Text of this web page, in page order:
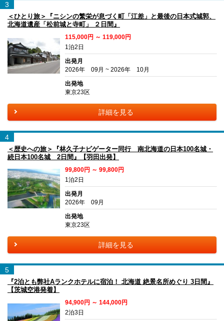
3
＜ひとり旅＞『ニシンの繁栄が息づく町「江差」と最後の日本式城郭、
北海道遺産「松前城と寺町」 ２日間』
115,000円 ～ 119,000円
1泊2日
出発月
2026年 09月 ~ 2026年 10月
出発地
東京23区
詳細を見る
4
＜歴史への旅＞『林久子ナビゲーター同行 南北海道の日本100名城・
続日本100名城 2日間』【羽田出発】
99,800円 ～ 99,800円
1泊2日
出発月
2026年 09月
出発地
東京23区
詳細を見る
5
『2泊とも弊社Aランクホテルに宿泊！ 北海道 絶景名所めぐり 3日間』
【茨城空港発着】
94,900円 ～ 144,000円
2泊3日